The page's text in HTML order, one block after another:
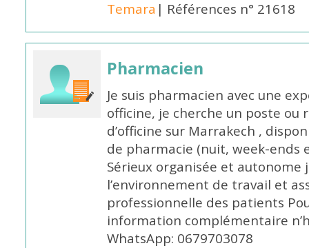
Temara | Références n° 21618
Pharmacien
Je suis pharmacien avec une
officine, je cherche un poste
d’officine sur Marrakech ,
de pharmacie (nuit, week-ends
Sérieux organisée et autonome
l’environnement de travail et
professionnelle des patients
information complémentaire
WhatsApp: 0679703078